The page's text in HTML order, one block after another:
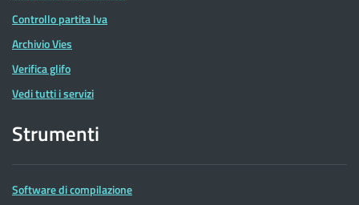
Controllo partita Iva
Archivio Vies
Verifica glifo
Vedi tutti i servizi
Strumenti
Software di compilazione